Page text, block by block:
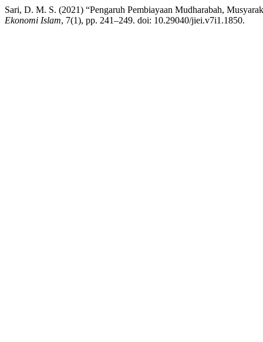
Sari, D. M. S. (2021) “Pengaruh Pembiayaan Mudharabah,
Ekonomi Islam, 7(1), pp. 241–249. doi: 10.29040/jiei.v7i1.1850.